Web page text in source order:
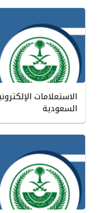
الاستعلامات
السعودية